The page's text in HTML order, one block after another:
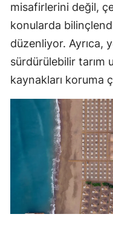
misafirlerini değil,
konularda
düzenliyor. Ayrıca,
sürdürülebilir tarım
kaynakları koruma